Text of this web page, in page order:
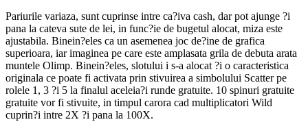
Pariurile variaza, sunt cuprinse intre ca?iva cash, dar pot ajunge ?i
pana la cateva sute de lei, in func?ie de bugetul alocat, miza este
ajustabila. Binein?eles ca un asemenea joc de?ine de grafica
superioara, iar imaginea pe care este amplasata grila de debuta arata
muntele Olimp. Binein?eles, slotului i s-a alocat ?i o caracteristica
originala ce poate fi activata prin stivuirea a simbolului Scatter pe
rolele 1, 3 ?i 5 la finalul aceleia?i runde gratuite. 10 spinuri gratuite
gratuite vor fi stivuite, in timpul carora cad multiplicatori Wild
cuprin?i intre 2X ?i pana la 100X.